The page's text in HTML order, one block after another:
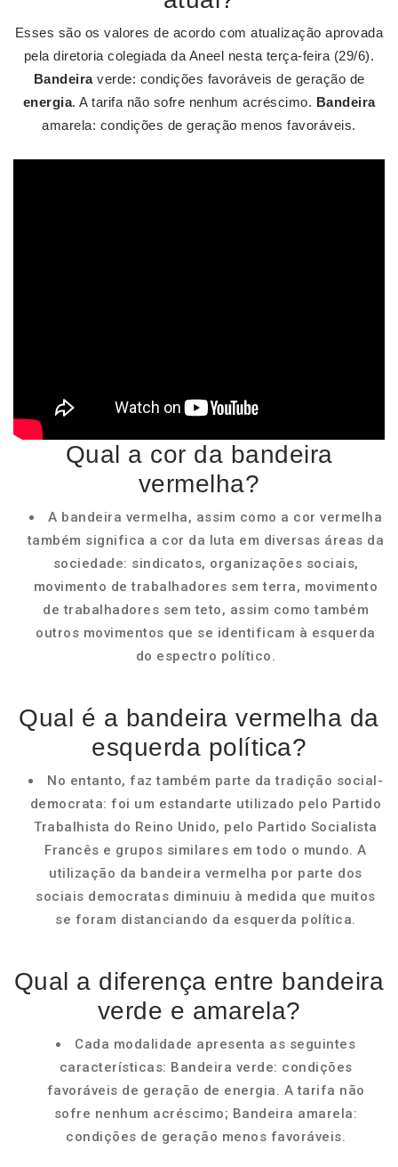
Esses são os valores de acordo com atualização aprovada
pela diretoria colegiada da Aneel nesta terça-feira (29/6).
Bandeiraverde: condições favoráveis de geração de
energia. A tarifa não sofre nenhum acréscimo. Bandeira
amarela: condições de geração menos favoráveis.
Qual a cor da bandeira
vermelha?
A bandeira vermelha, assim como a cor vermelha
também significa a cor da luta em diversas áreas da
sociedade: sindicatos, organizações sociais,
movimento de trabalhadores sem terra, movimento
de trabalhadores sem teto, assim como também
outros movimentos que se identificam à esquerda
do espectro político.
Qual é a bandeira vermelha da
esquerda política?
No entanto, faz também parte da tradição social-
democrata: foi um estandarte utilizado pelo Partido
Trabalhista do Reino Unido, pelo Partido Socialista
Francês e grupos similares em todo o mundo. A
utilização da bandeira vermelha por parte dos
sociais democratas diminuiu à medida que muitos
se foram distanciando da esquerda política.
Qual a diferença entre bandeira
verde e amarela?
Cada modalidade apresenta as seguintes
características: Bandeira verde: condições
favoráveis de geração de energia. A tarifa não
sofre nenhum acréscimo; Bandeira amarela:
condições de geração menos favoráveis.